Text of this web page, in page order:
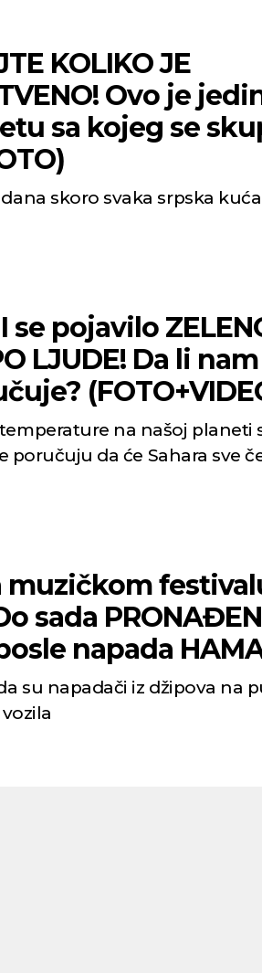
KOLIKO JE
Ovo je
sa kojeg se
skoro svaka srpska
se pojavilo
LJUDE! Da li
na našoj planeti
poručuju da će Sahara sve
muzičkom
sada
napada
su napadači iz džipova na